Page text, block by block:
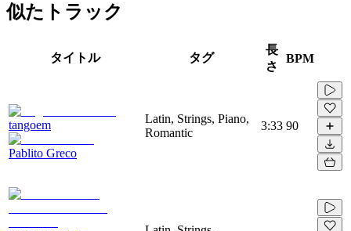
似たトラック
タイトル タグ
長
さ
BPM
tangoem
Pablito Greco
Latin, Strings, Piano,
Romantic
3:33 90